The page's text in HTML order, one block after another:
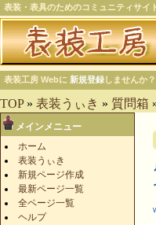
表装・表具のためのコミュニティサイ
表装工房 Webに 新規登録しませんか？
TOP» 表装うぃき » 質問箱
メインメニュー
ホーム
表装うぃき
新規ページ作成
最新ページ一覧
全ページ一覧
ヘルプ